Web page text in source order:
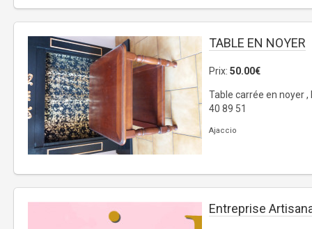
TABLE EN NOYER
Prix: 50.00€
Table carrée en noyer
40 89 51
Ajaccio
Entreprise